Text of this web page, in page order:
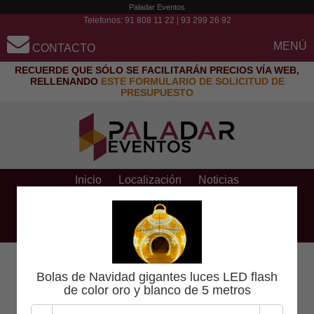
Paladar Eventos
Telefonos: 91 808 11 22 93 299 26 92
CONTACTO MENÚ
RECUERDE QUE SÓLO SE FACILITARÁN PRECIOS VÍA WEB,
RELLENANDO ESTE FORMULARIO DE SOLICITUD DE
PRESUPUESTO
Inicio Localización Noticias
Contacto y presupuestos
Pago con tarjeta
Solicitar presupuesto
Aún no ha seleccionado ningún producto
Bolas de Navidad gigantes luces LED flash
de color oro y blanco de 5 metros